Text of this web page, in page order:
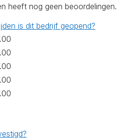
heeft nog geen beoordelingen.
is dit bedrijf geopend?